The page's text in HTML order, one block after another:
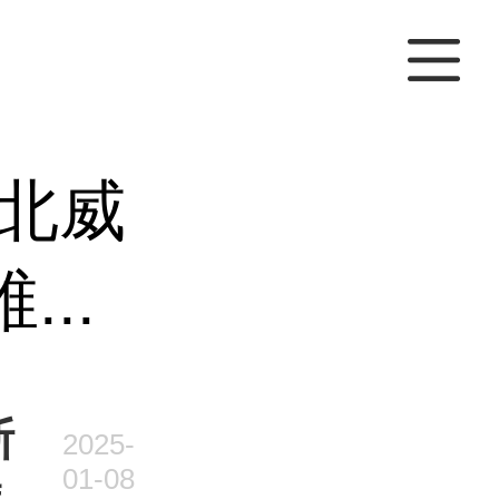
威
...
2025-
01-08